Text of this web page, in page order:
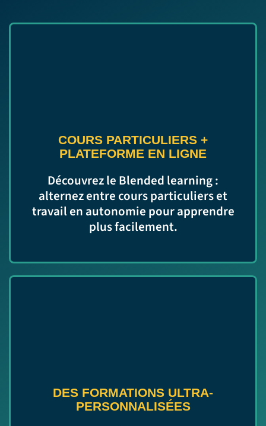
COURS PARTICULIERS +
PLATEFORME EN LIGNE
Découvrez le Blended learning :
alternez entre cours particuliers et
travail en autonomie pour apprendre
plus facilement.
DES FORMATIONS ULTRA-
PERSONNALISÉES